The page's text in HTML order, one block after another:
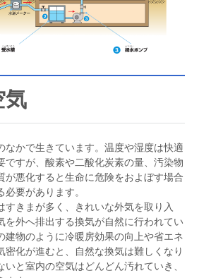
気
なかで生きています。温度や湿度は快適
ですが、酸素や二酸化炭素の量、汚染物
が悪化すると生命に危険をおよぼす場合
要があります。
すきまが多く、きれいな外気を取り入
を外へ排出する換気が自然に行われてい
建物のように冷暖房効果の向上や省エネ
密化が進むと、自然な換気は難しくなり
いと室内の空気はどんどん汚れていき、